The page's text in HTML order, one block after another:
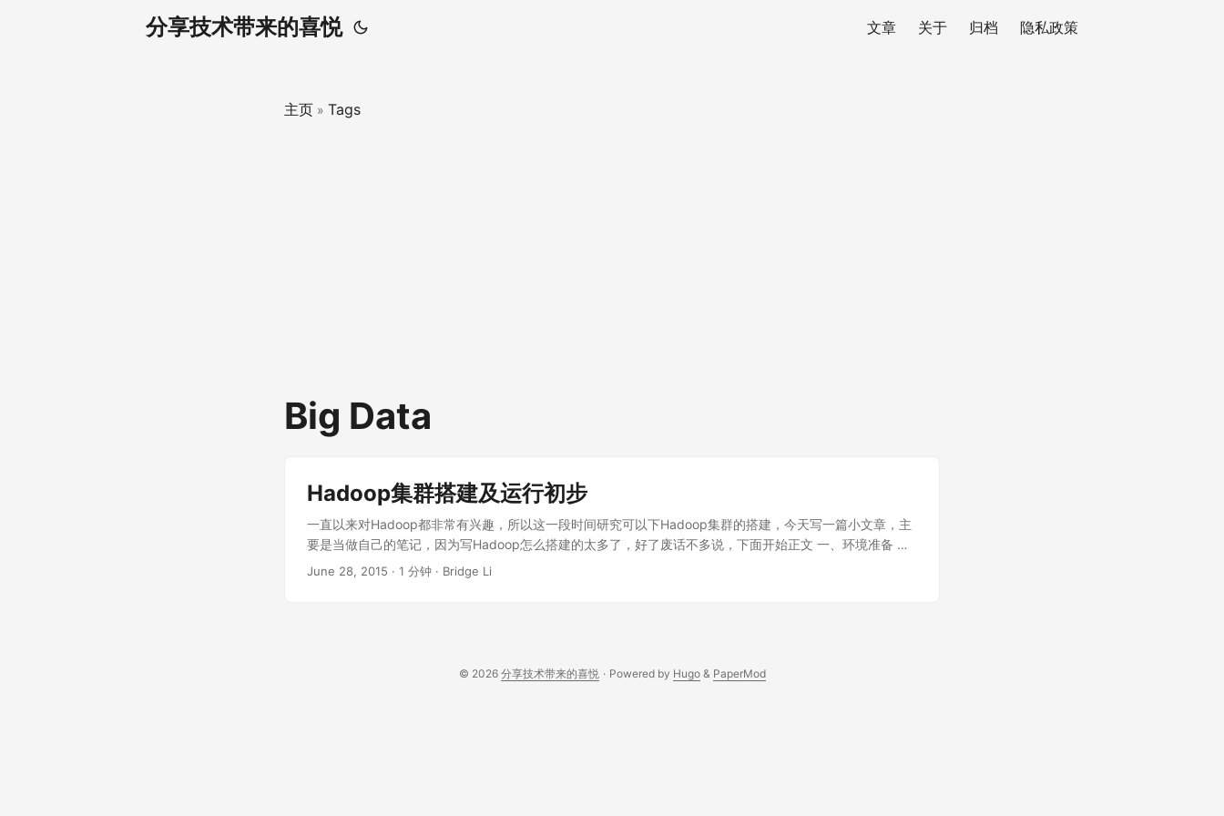
分享技术带来的喜悦 文章 关于 归档 隐私政策
主页 » Tags
Big Data
Hadoop集群搭建及运行初步
一直以来对Hadoop都非常有兴趣，所以这一段时间研究可以下Hadoop集群的搭建，今天写一篇小文章，主
要是当做自己的笔记，因为写Hadoop怎么搭建的太多了，好了废话不多说，下面开始正文 一、环境准备 系
统环境 因为我个人比较喜欢Linux，另外很多资料都是基于Linux的，所以本文也不能例外，系统当然是Linux
CLASSPATH=".:$JAVA_HOME/lib:$CLASSPATH" export
June 28, 2015 · 1 分钟 · Bridge Li
© 2026 分享技术带来的喜悦 · Powered by Hugo& PaperMod